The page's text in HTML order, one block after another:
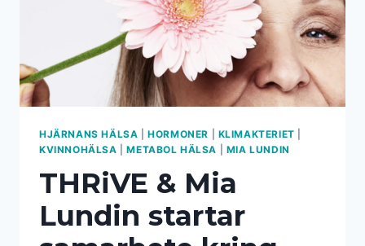
HJÄRNANS HÄLSA |HORMONER KLIMAKTERIET
KVINNOHÄLSA |METABOL HÄLSA MIA LUNDIN
THRiVE & Mia
Lundin startar